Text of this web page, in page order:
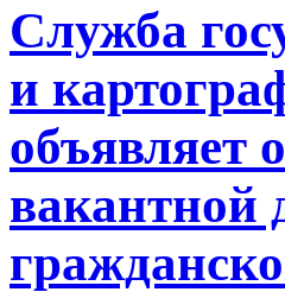
Служба
и
объявляет
вакантной